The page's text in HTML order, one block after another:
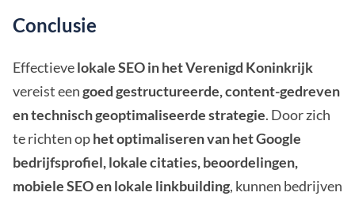
Conclusie
Effectievelokale SEO in het Verenigd Koninkrijk
vereist eengoed gestructureerde, content-gedreven
en technisch geoptimaliseerde strategie. Door zich
te richten ophet optimaliseren van het Google
bedrijfsprofiel, lokale citaties, beoordelingen,
mobiele SEO en lokale linkbuilding, kunnen bedrijven